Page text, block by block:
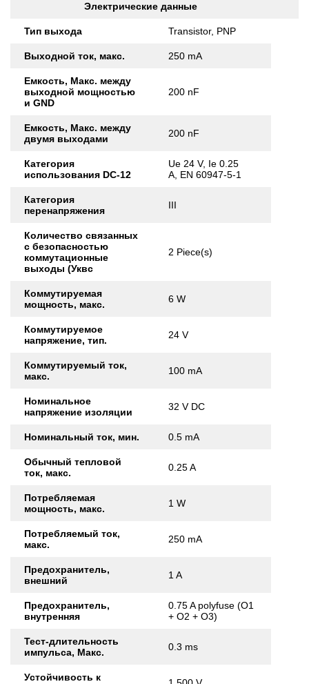
Электрические данные
Тип выхода Transistor, PNP
Выходной ток, макс. 250 mA
Емкость, Макс. между
выходной мощностью
и GND
200 nF
Емкость, Макс. между
двумя выходами
200 nF
Категория
использования DC-12
Ue 24 V, Ie 0.25
A, EN 60947-5-1
Категория
перенапряжения
III
Количество связанных
с безопасностью
коммутационные
выходы (Уквс
2 Piece(s)
Коммутируемая
мощность, макс.
6 W
Коммутируемое
напряжение, тип.
24 V
Коммутируемый ток,
макс.
100 mA
Номинальное
напряжение изоляции
32 V DC
Номинальный ток, мин. 0.5 mA
Обычный тепловой
ток, макс.
0.25 A
Потребляемая
мощность, макс.
1 W
Потребляемый ток,
макс.
250 mA
Предохранитель,
внешний
1 A
Предохранитель,
внутренняя
0.75 A polyfuse (O1
+ O2 + O3)
Тест-длительность
импульса, Макс.
0.3 ms
Устойчивость к